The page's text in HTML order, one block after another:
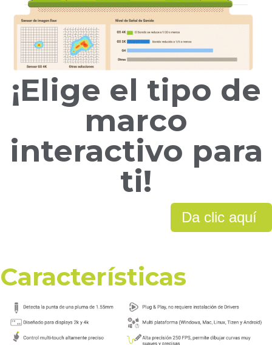
¡Elige el tipo de
marco
interactivo para
ti!
Da clic aquí
Características